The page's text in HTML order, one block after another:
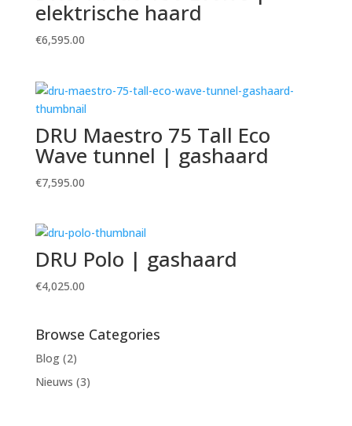
elektrische haard
€6,595.00
DRU Maestro 75 Tall Eco
Wave tunnel | gashaard
€7,595.00
DRU Polo | gashaard
€4,025.00
Browse Categories
Blog(2)
Nieuws (3)